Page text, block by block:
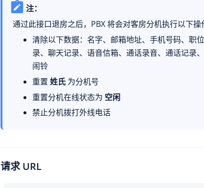
注：
通过此接口退房之后，PBX 将会对客房分机执行以下操
清除以下数据：名字、邮箱地址、手机号码、职
录、聊天记录、语音信箱、通话录音、通话记录
闹铃
重置 姓氏为分机号
重置分机在线状态为 空闲
禁止分机拨打外线电话
请求 URL